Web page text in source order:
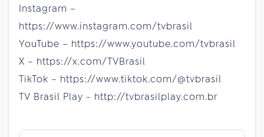
Instagram –
https://www.instagram.com/tvbrasil
YouTube – https://www.youtube.com/tvbrasil
X – https://x.com/TVBrasil
TikTok – https://www.tiktok.com/@tvbrasil
TV Brasil Play - http://tvbrasilplay.com.br